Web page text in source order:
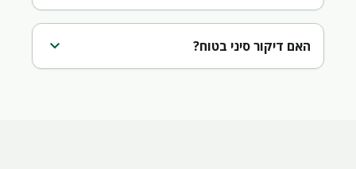
האם דיקור סיני בטוח? expand_more